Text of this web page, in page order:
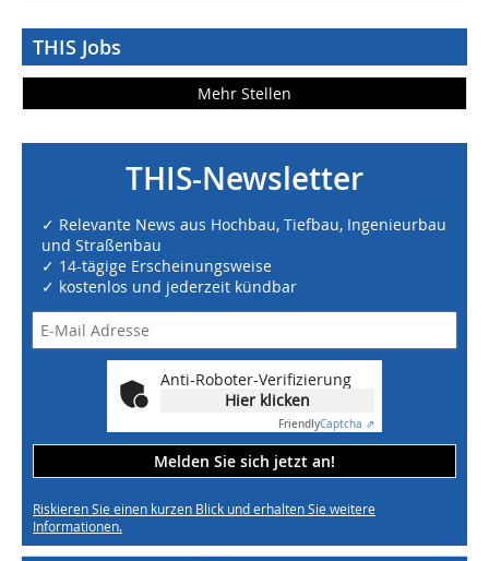
THIS Jobs
Mehr Stellen
THIS-Newsletter
✓ Relevante News aus Hochbau, Tiefbau, Ingenieurbau
und Straßenbau
✓ 14-tägige Erscheinungsweise
✓ kostenlos und jederzeit kündbar
Anti-Roboter-Verifizierung
Hier klicken
FriendlyCaptcha ⇗
Melden Sie sich jetzt an!
Riskieren Sie einen kurzen Blick und erhalten Sie weitere
Informationen.